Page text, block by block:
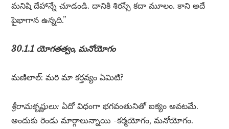
మనిషి దేహాన్నే చూడండి. దానికి శిరస్సే కదా మూలం. కాని అదే
పైభాగాన ఉన్నది.”
30.1.1 యోగతత్వం, మనోయోగం
మణిలాల్: మరి మా కర్తవ్యం ఏమిటి?
శ్రీరామకృష్ణులు: ఏదో విధంగా భగవంతునితో ఐక్యం అవటమే.
అందుకు రెండు మార్గాలున్నాయి -కర్మయోగం, మనోయోగం.